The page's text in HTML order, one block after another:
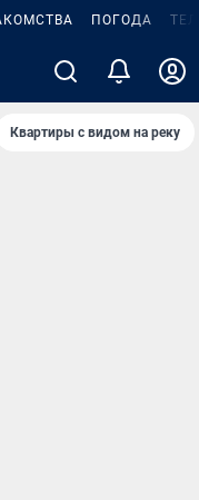
ПОГОДА
Квартиры с видом на реку